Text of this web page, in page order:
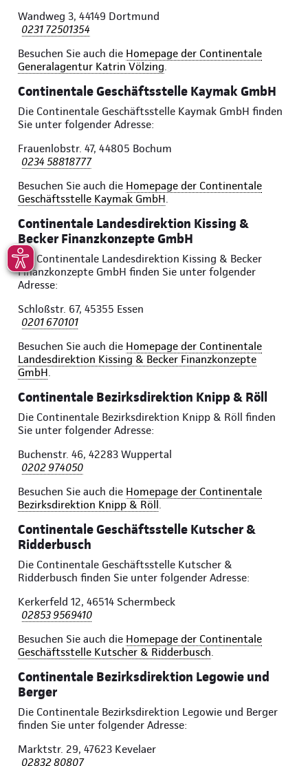
Wandweg 3, 44149 Dortmund
0231 72501354
Besuchen Sie auch die Homepage der Continentale
Generalagentur Katrin Völzing.
Continentale Geschäftsstelle Kaymak GmbH
Die Continentale Geschäftsstelle Kaymak GmbH finden
Sie unter folgender Adresse:
Frauenlobstr. 47, 44805 Bochum
0234 58818777
Besuchen Sie auch die Homepage der Continentale
Geschäftsstelle Kaymak GmbH.
Continentale Landesdirektion Kissing &
Becker Finanzkonzepte GmbH
Die Continentale Landesdirektion Kissing & Becker
Finanzkonzepte GmbH finden Sie unter folgender
Adresse:
Schloßstr. 67, 45355 Essen
0201 670101
Besuchen Sie auch die Homepage der Continentale
Landesdirektion Kissing & Becker Finanzkonzepte
GmbH.
Continentale Bezirksdirektion Knipp & Röll
Die Continentale Bezirksdirektion Knipp & Röll finden
Sie unter folgender Adresse:
Buchenstr. 46, 42283 Wuppertal
0202 974050
Besuchen Sie auch die Homepage der Continentale
Bezirksdirektion Knipp & Röll .
Continentale Geschäftsstelle Kutscher &
Ridderbusch
Die Continentale Geschäftsstelle Kutscher &
Ridderbusch finden Sie unter folgender Adresse:
Kerkerfeld 12, 46514 Schermbeck
02853 9569410
Besuchen Sie auch die Homepage der Continentale
Geschäftsstelle Kutscher & Ridderbusch.
Continentale Bezirksdirektion Legowie und
Berger
Die Continentale Bezirksdirektion Legowie und Berger
finden Sie unter folgender Adresse:
Marktstr. 29, 47623 Kevelaer
02832 80807